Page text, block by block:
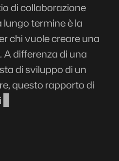
di collaborazione
termine è la
chi vuole creare una
differenza di una
di sviluppo di un
questo rapporto di
ampio respiro e